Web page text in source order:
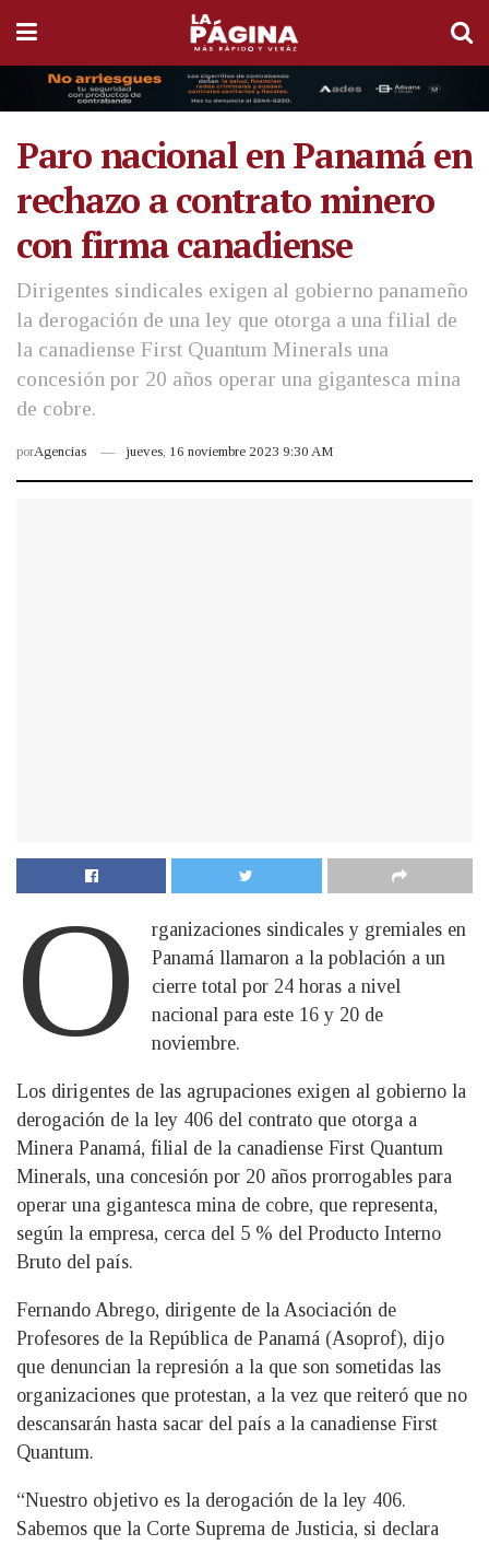
Paro nacional en Panamá en
rechazo a contrato minero
con firma canadiense
Dirigentes sindicales exigen al gobierno panameño
la derogación de una ley que otorga a una filial de
la canadiense First Quantum Minerals una
concesión por 20 años operar una gigantesca mina
de cobre.
porAgencias jueves, 16 noviembre 2023 9:30 AM
O
rganizaciones sindicales y gremiales en
Panamá llamaron a la población a un
cierre total por 24 horas a nivel
nacional para este 16 y 20 de
noviembre.
Los dirigentes de las agrupaciones exigen al gobierno la
derogación de la ley 406 del contrato que otorga a
Minera Panamá, filial de la canadiense First Quantum
Minerals, una concesión por 20 años prorrogables para
operar una gigantesca mina de cobre, que representa,
según la empresa, cerca del 5 % del Producto Interno
Bruto del país.
Fernando Abrego, dirigente de la Asociación de
Profesores de la República de Panamá (Asoprof), dijo
que denuncian la represión a la que son sometidas las
organizaciones que protestan, a la vez que reiteró que no
descansarán hasta sacar del país a la canadiense First
Quantum.
“Nuestro objetivo es la derogación de la ley 406.
Sabemos que la Corte Suprema de Justicia, si declara